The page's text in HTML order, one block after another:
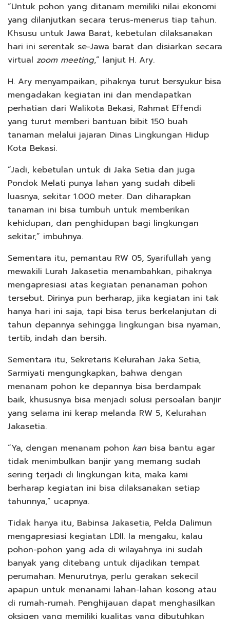
“Untuk pohon yang ditanam memiliki nilai ekonomi
yang dilanjutkan secara terus-menerus tiap tahun.
Khsusu untuk Jawa Barat, kebetulan dilaksanakan
hari ini serentak se-Jawa barat dan disiarkan secara
virtual zoom meeting,” lanjut H. Ary.
H. Ary menyampaikan, pihaknya turut bersyukur bisa
mengadakan kegiatan ini dan mendapatkan
perhatian dari Walikota Bekasi, Rahmat Effendi
yang turut memberi bantuan bibit 150 buah
tanaman melalui jajaran Dinas Lingkungan Hidup
Kota Bekasi.
“Jadi, kebetulan untuk di Jaka Setia dan juga
Pondok Melati punya lahan yang sudah dibeli
luasnya, sekitar 1.000 meter. Dan diharapkan
tanaman ini bisa tumbuh untuk memberikan
kehidupan, dan penghidupan bagi lingkungan
sekitar,” imbuhnya.
Sementara itu, pemantau RW 05, Syarifullah yang
mewakili Lurah Jakasetia menambahkan, pihaknya
mengapresiasi atas kegiatan penanaman pohon
tersebut. Dirinya pun berharap, jika kegiatan ini tak
hanya hari ini saja, tapi bisa terus berkelanjutan di
tahun depannya sehingga lingkungan bisa nyaman,
tertib, indah dan bersih.
Sementara itu, Sekretaris Kelurahan Jaka Setia,
Sarmiyati mengungkapkan, bahwa dengan
menanam pohon ke depannya bisa berdampak
baik, khususnya bisa menjadi solusi persoalan banjir
yang selama ini kerap melanda RW 5, Kelurahan
Jakasetia.
“Ya, dengan menanam pohon kan bisa bantu agar
tidak menimbulkan banjir yang memang sudah
sering terjadi di lingkungan kita, maka kami
berharap kegiatan ini bisa dilaksanakan setiap
tahunnya,” ucapnya.
Tidak hanya itu, Babinsa Jakasetia, Pelda Dalimun
mengapresiasi kegiatan LDII. Ia mengaku, kalau
pohon-pohon yang ada di wilayahnya ini sudah
banyak yang ditebang untuk dijadikan tempat
perumahan. Menurutnya, perlu gerakan sekecil
apapun untuk menanami lahan-lahan kosong atau
di rumah-rumah. Penghijauan dapat menghasilkan